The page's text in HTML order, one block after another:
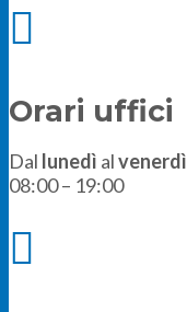

Orari uffici
Dal lunedì alvenerdì
08:00 – 19:00
